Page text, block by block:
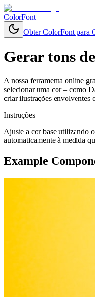
ColorFont
Obter ColorFont para
Gerar tons
A nossa ferramenta online
selecionar uma cor – como
criar ilustrações envolventes
Instruções
Ajuste a cor base utilizando
automaticamente à medida
Example